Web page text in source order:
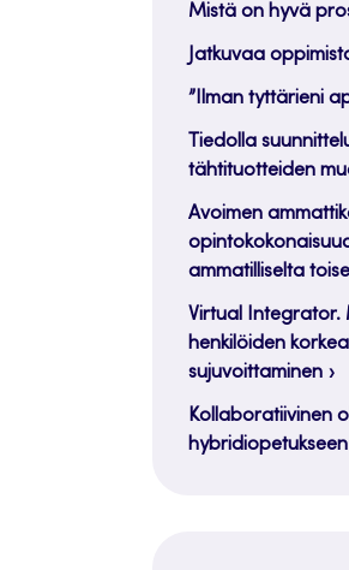
Mistä on hyvä
Jatkuvaa
”Ilman tyttärieni
Tiedolla
tähtituotteiden
Avoimen
ammatilliselta
Virtual Integrator.
henkilöiden
sujuvoittaminen
Kollaboratiivinen
hybridiopetukseen